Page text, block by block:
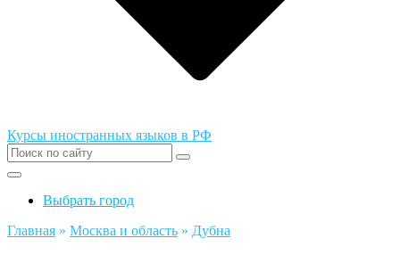
Курсы иностранных языков в РФ
Выбрать город
Главная » Москва и область » Дубна